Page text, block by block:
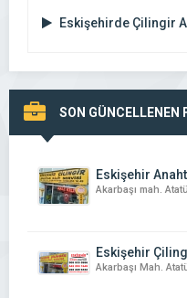
Eskişehirde Çilingir
SON GÜNCELLENEN
Eskişehir
Akarbaşı mah.
Eskişehir
Akarbaşı Mah.